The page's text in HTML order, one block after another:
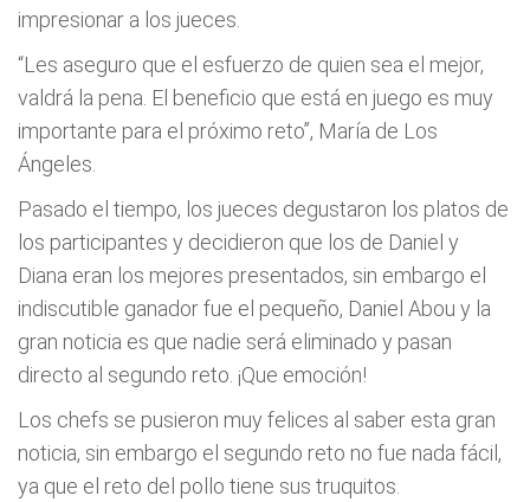
impresionar a los jueces.
“Les aseguro que el esfuerzo de quien sea el mejor,
valdrá la pena. El beneficio que está en juego es muy
importante para el próximo reto”, María de Los
Ángeles.
Pasado el tiempo, los jueces degustaron los platos de
los participantes y decidieron que los de Daniel y
Diana eran los mejores presentados, sin embargo el
indiscutible ganador fue el pequeño, Daniel Abou y la
gran noticia es que nadie será eliminado y pasan
directo al segundo reto. ¡Que emoción!
Los chefs se pusieron muy felices al saber esta gran
noticia, sin embargo el segundo reto no fue nada fácil,
ya que el reto del pollo tiene sus truquitos.